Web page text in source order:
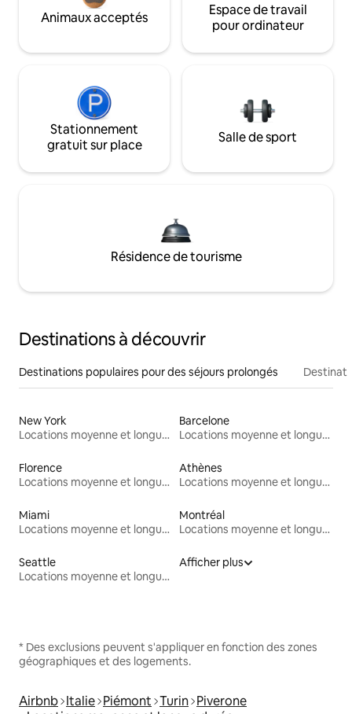
Animaux acceptés
Espace de travail
pour ordinateur
Stationnement
gratuit sur place
Salle de sport
Résidence de tourisme
Destinations à découvrir
Destinations populaires pour des séjours prolongés
New York
Locations moyenne et longue durée
Barcelone
Locations moyenne et longue durée
Florence
Locations moyenne et longue durée
Athènes
Locations moyenne et longue durée
Miami
Locations moyenne et longue durée
Montréal
Locations moyenne et longue durée
Seattle
Locations moyenne et longue durée
Afficher plus
* Des exclusions peuvent s'appliquer en fonction des zones
géographiques et des logements.
Airbnb Italie Piémont Turin Piverone